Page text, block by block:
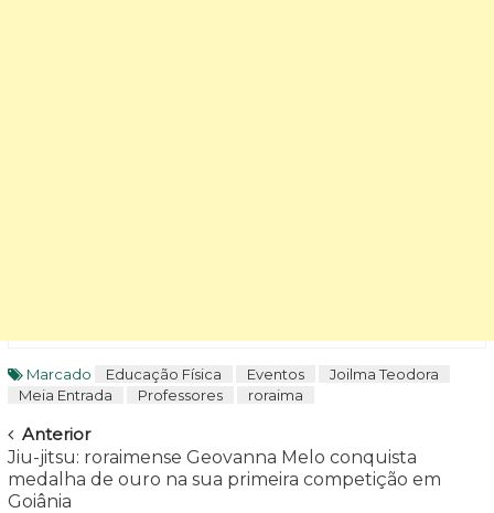
Marcado Educação Física Eventos
Joilma Teodora
Meia Entrada
Professores roraima
Navegar
Anterior
Jiu-jitsu: roraimense Geovanna Melo conquista
medalha de ouro na sua primeira competição em
Goiânia